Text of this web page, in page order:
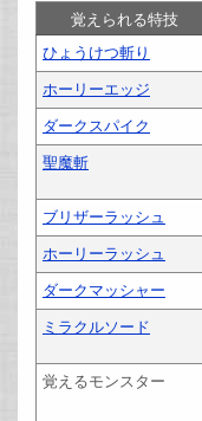
覚えられる特技
ひょうけつ斬り
ホーリーエッジ
ダークスパイク
聖魔斬
ブリザーラッシュ
ホーリーラッシュ
ダークマッシャー
ミラクルソード
覚えるモンスター